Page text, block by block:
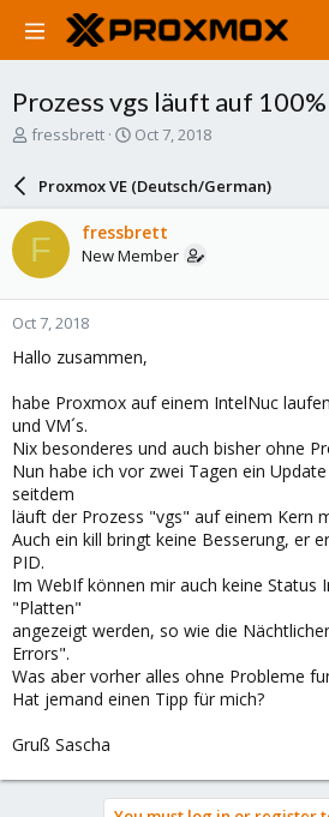
Prozess vgs läuft auf 100%
T
a
d
s
t
a
r
t
e
r
fressbrett
S
a
r
d
a
e
Oct 7, 2018
Proxmox VE (Deutsch/German)
F fressbrett
New Member
Oct 7, 2018
Hallo zusammen,
habe Proxmox auf einem IntelNuc
und VM´s.
Nix besonderes und auch bisher ohne
Nun habe ich vor zwei Tagen ein
seitdem
läuft der Prozess "vgs" auf einem Kern
Auch ein kill bringt keine Besserung, er
PID.
Im WebIf können mir auch keine Status
"Platten"
angezeigt werden, so wie die
Errors".
Was aber vorher alles ohne Probleme
Hat jemand einen Tipp für mich?
Gruß Sascha